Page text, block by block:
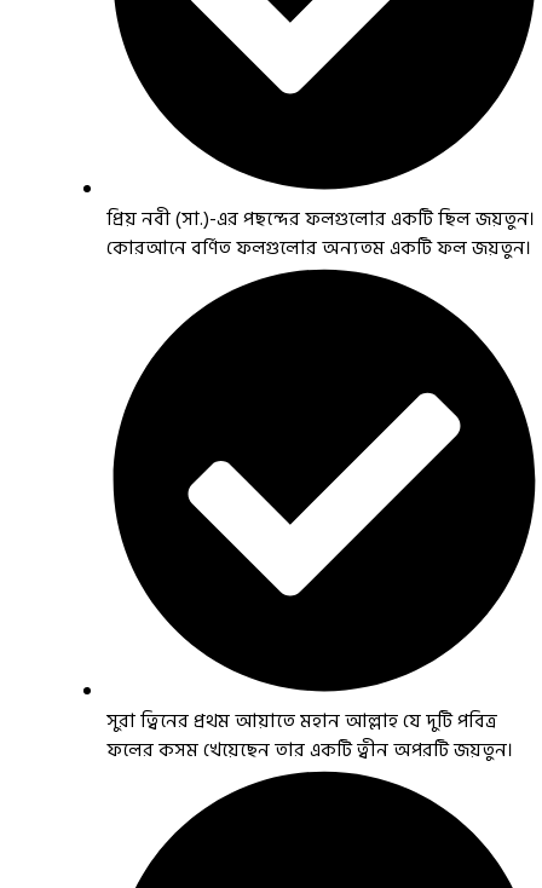
প্রিয় নবী (সা.)-এর পছন্দের ফলগুলোর একটি ছিল জয়তুন।
কোরআনে বর্ণিত ফলগুলোর অন্যতম একটি ফল জয়তুন।
সুরা ত্বিনের প্রথম আয়াতে মহান আল্লাহ যে দুটি পবিত্র
ফলের কসম খেয়েছেন তার একটি ত্বীন অপরটি জয়তুন।